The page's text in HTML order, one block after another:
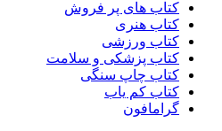
کتاب های پر فروش
کتاب هنری
کتاب ورزشی
کتاب پزشکی و سلامت
کتاب چاپ سنگی
کتاب کم یاب
گرامافون